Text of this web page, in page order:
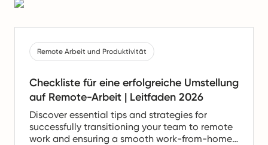
Remote Arbeit und Produktivität
Checkliste für eine erfolgreiche Umstellung
auf Remote-Arbeit | Leitfaden 2026
Discover essential tips and strategies for
successfully transitioning your team to remote
work and ensuring a smooth work-from-home